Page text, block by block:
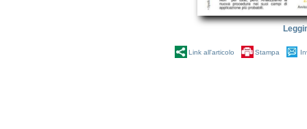
Link all'articolo Stampa